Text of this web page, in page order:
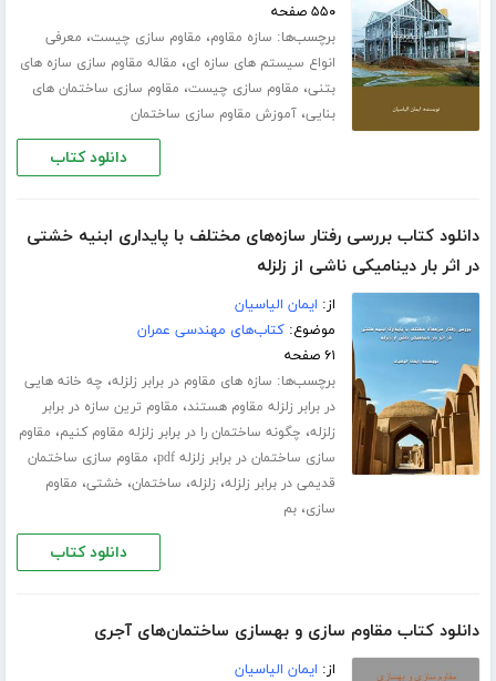
۵۵۰ صفحه
برچسب‌ها: سازه مقاوم، مقاوم سازی چیست، معرفی
انواع سیستم های سازه ای، مقاله مقاوم سازی سازه های
بتنی، مقاوم سازی چیست، مقاوم سازی ساختمان های
بنایی،آموزش مقاوم سازی ساختمان
دانلود کتاب
دانلود کتاب بررسی رفتار سازه‌های مختلف با پایداری ابنیه خشتی
در اثر بار دینامیکی ناشی از زلزله
از: ایمان الیاسیان
موضوع:کتاب‌های مهندسی عمران
۶۱ صفحه
برچسب‌ها: سازه های مقاوم در برابر زلزله، چه خانه هایی
در برابر زلزله مقاوم هستند، مقاوم ترین سازه در برابر
زلزله، چگونه ساختمان را در برابر زلزله مقاوم کنیم، مقاوم
سازی ساختمان در برابر زلزله pdf
، مقاوم سازی ساختمان
قدیمی در برابر زلزله، زلزله، ساختمان، خشتی، مقاوم
سازی،بم
دانلود کتاب
دانلود کتاب مقاوم سازی و بهسازی ساختمان‌های آجری
از: ایمان الیاسیان